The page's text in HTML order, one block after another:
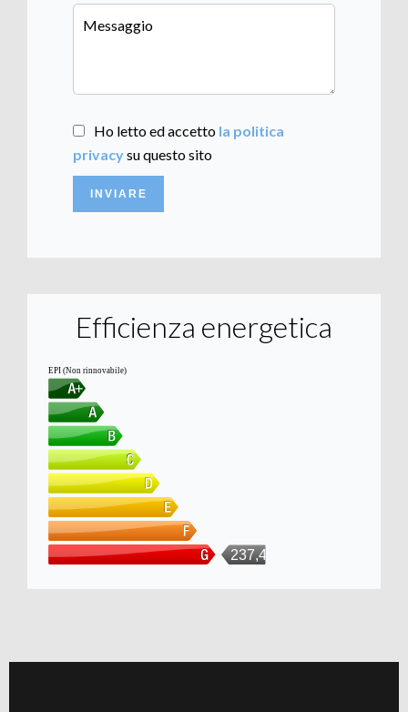
Ho letto ed accetto la politica
privacysu questo sito
INVIARE
Efficienza energetica
EPI (Non rinnovabile)
237,48